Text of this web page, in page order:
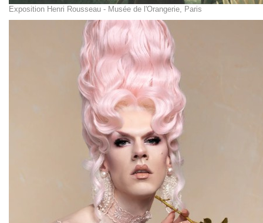
Exposition Henri Rousseau - Musée de l'Orangerie, Paris